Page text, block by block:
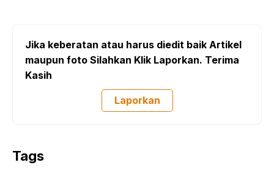
Jika keberatan atau harus diedit baik Artikel
maupun foto Silahkan Klik Laporkan. Terima
Kasih
Laporkan
Tags